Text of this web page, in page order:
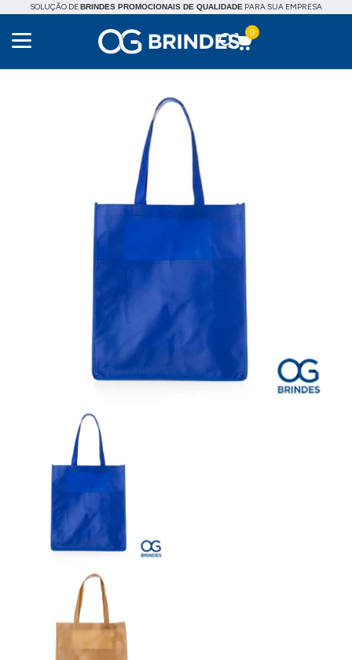
SOLUÇÃO DEBRINDES PROMOCIONAIS DE QUALIDADE PARA SUA EMPRESA
0